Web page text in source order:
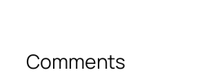
Comments